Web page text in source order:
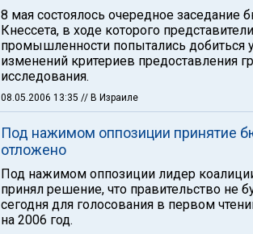
8 мая состоялось очередное заседание
Кнессета, в ходе которого
промышленности попытались добиться
изменений критериев предоставления
исследования.
08.05.2006 13:35 // В Израиле
Под нажимом оппозиции принятие
отложено
Под нажимом оппозиции лидер
принял решение, что правительство не
сегодня для голосования в первом
на 2006 год.